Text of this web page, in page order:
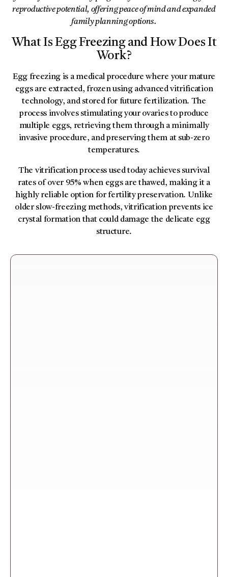
reproductive potential, offering peace of mind and expanded
family planning options.
What Is Egg Freezing and How Does It
Work?
Egg freezing is a medical procedure where your mature
eggs are extracted, frozen using advanced vitrification
technology, and stored for future fertilization. The
process involves stimulating your ovaries to produce
multiple eggs, retrieving them through a minimally
invasive procedure, and preserving them at sub-zero
temperatures.
The vitrification process used today achieves survival
rates of over 95% when eggs are thawed, making it a
highly reliable option for fertility preservation. Unlike
older slow-freezing methods, vitrification prevents ice
crystal formation that could damage the delicate egg
structure.